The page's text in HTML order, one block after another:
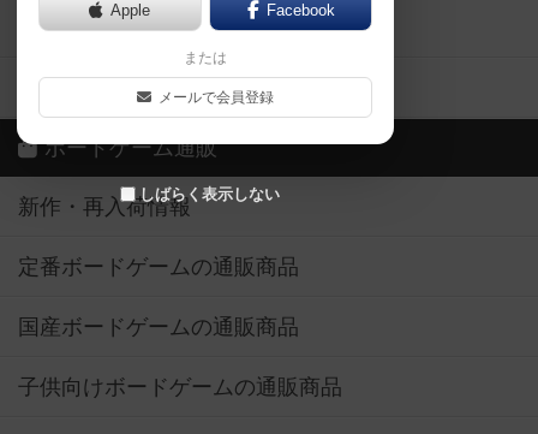
Apple Facebook
または
メールで会員登録
しばらく表示しない
ボードゲーム業界コラム
ボドゲーマご利用案内
ボードゲーム通販
新作・再入荷情報
定番ボードゲームの通販商品
国産ボードゲームの通販商品
子供向けボードゲームの通販商品